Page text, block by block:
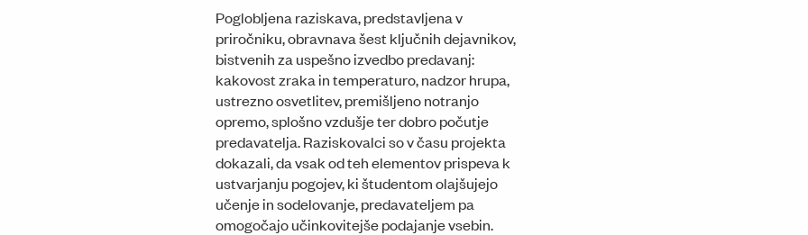
Poglobljena raziskava, predstavljena v
priročniku, obravnava šest ključnih dejavnikov,
bistvenih za uspešno izvedbo predavanj:
kakovost zraka in temperaturo, nadzor hrupa,
ustrezno osvetlitev, premišljeno notranjo
opremo, splošno vzdušje ter dobro počutje
predavatelja. Raziskovalci so v času projekta
dokazali, da vsak od teh elementov prispeva k
ustvarjanju pogojev, ki študentom olajšujejo
učenje in sodelovanje, predavateljem pa
omogočajo učinkovitejše podajanje vsebin.